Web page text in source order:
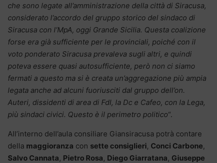
che sono legate all’amministrazione della città di Siracusa,
considerato l’accordo del gruppo storico del sindaco di
Siracusa con l’MpA, oggi Grande Sicilia. Questa coalizione
forse era già sufficiente per le provinciali, poiché con il
voto ponderato Siracusa prevaleva sugli altri, e quindi
poteva essere quasi autosufficiente, però non ci siamo
fermati a questo ma si è creata un’aggregazione più ampia
legata anche ad alcuni fuoriusciti dal gruppo dell’on.
Auteri, dissidenti di area di FdI, la Dc e Cafeo, con la Lega,
più sindaci civici. Questo è il perimetro politico“.
All’interno dell’aula consiliare Giansiracusa potrà contare
della maggioranza con sette consiglieri, Conci Carbone,
Salvo Cannata, Pietro Rosa, Diego Giarratana, Giuseppe